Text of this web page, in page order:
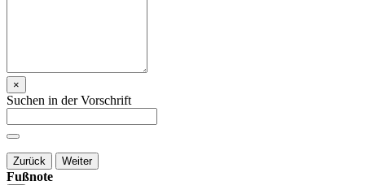
×
Suchen in der Vorschrift
Zurück Weiter
Fußnote